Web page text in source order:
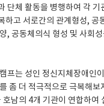
단체 활동을 병행하여 각 기
하고 서로간의 관계형성, 공
, 공동체의식 형성 및 사회
프는 성인 정신지체장애인
좀 더 적극적으로 극복해보
남의 4개 기관이 연합하여